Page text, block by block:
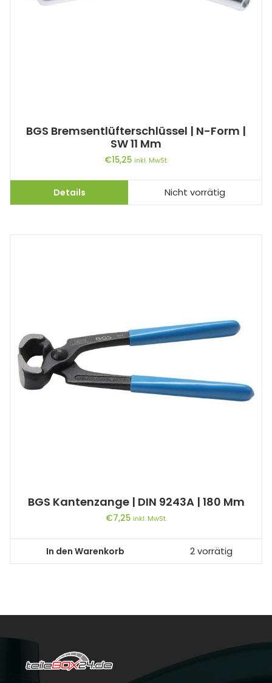
BGS Bremsentlüfterschlüssel | N-Form |
SW 11 Mm
€15,25 inkl. MwSt.
Details Nicht vorrätig
BGS Kantenzange | DIN 9243A | 180 Mm
€7,25 inkl. MwSt.
In den Warenkorb 2 vorrätig